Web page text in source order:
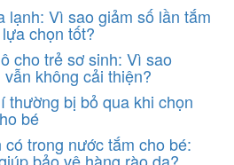
lạnh: Vì sao giảm số lần tắm
chọn tốt?
cho trẻ sơ sinh: Vì sao
không cải thiện?
thường bị bỏ qua khi chọn
bé
trong nước tắm cho bé: